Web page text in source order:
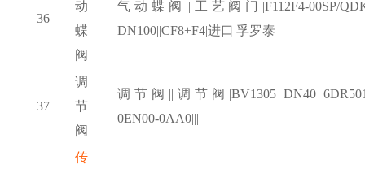
36
动
蝶
阀
气动蝶阀 ||工艺阀门|F112F4-00SP/
DN100||CF8+F4|进口|孚罗泰
37
调
节
阀
调节阀 ||调节阀|BV1305 DN40
0EN00-0AA0||||
传